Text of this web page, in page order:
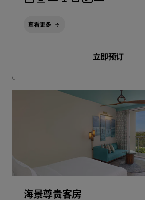
查看更多
立即预订
海景尊贵客房